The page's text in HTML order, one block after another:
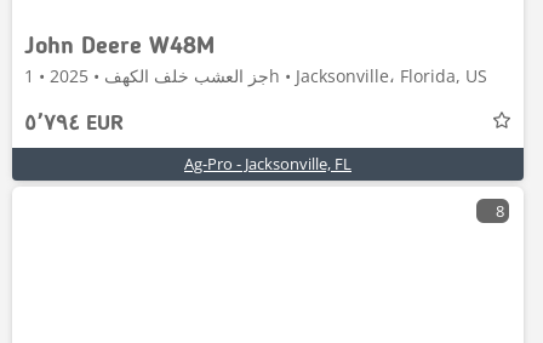
John Deere W48M
جز العشب خلف الكهف • 2025 • 1h • Jacksonville، Florida, US
٥٬٧٩٤ EUR
Ag-Pro - Jacksonville, FL
8